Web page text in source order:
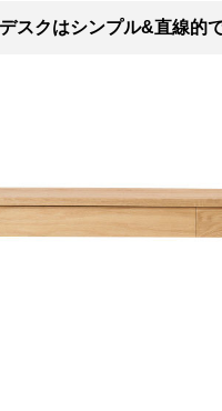
スクはシンプル&直線的